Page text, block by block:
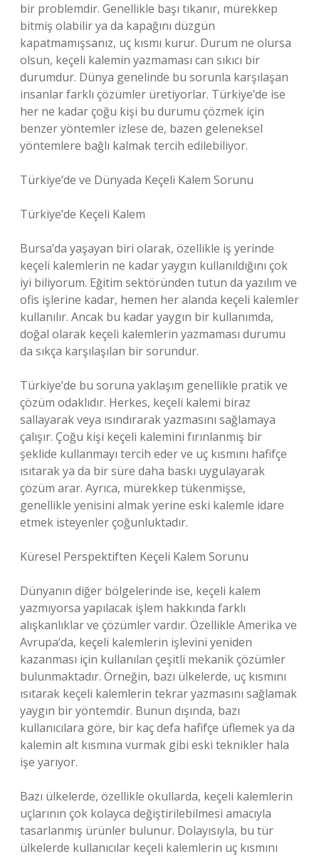
bir problemdir. Genellikle başı tıkanır, mürekkep
bitmiş olabilir ya da kapağını düzgün
kapatmamışsanız, uç kısmı kurur. Durum ne olursa
olsun, keçeli kalemin yazmaması can sıkıcı bir
durumdur. Dünya genelinde bu sorunla karşılaşan
insanlar farklı çözümler üretiyorlar. Türkiye’de ise
her ne kadar çoğu kişi bu durumu çözmek için
benzer yöntemler izlese de, bazen geleneksel
yöntemlere bağlı kalmak tercih edilebiliyor.
Türkiye’de ve Dünyada Keçeli Kalem Sorunu
Türkiye’de Keçeli Kalem
Bursa’da yaşayan biri olarak, özellikle iş yerinde
keçeli kalemlerin ne kadar yaygın kullanıldığını çok
iyi biliyorum. Eğitim sektöründen tutun da yazılım ve
ofis işlerine kadar, hemen her alanda keçeli kalemler
kullanılır. Ancak bu kadar yaygın bir kullanımda,
doğal olarak keçeli kalemlerin yazmaması durumu
da sıkça karşılaşılan bir sorundur.
Türkiye’de bu soruna yaklaşım genellikle pratik ve
çözüm odaklıdır. Herkes, keçeli kalemi biraz
sallayarak veya ısındırarak yazmasını sağlamaya
çalışır. Çoğu kişi keçeli kalemini fırınlanmış bir
şeklide kullanmayı tercih eder ve uç kısmını hafifçe
ısıtarak ya da bir süre daha baskı uygulayarak
çözüm arar. Ayrıca, mürekkep tükenmişse,
genellikle yenisini almak yerine eski kalemle idare
etmek isteyenler çoğunluktadır.
Küresel Perspektiften Keçeli Kalem Sorunu
Dünyanın diğer bölgelerinde ise, keçeli kalem
yazmıyorsa yapılacak işlem hakkında farklı
alışkanlıklar ve çözümler vardır. Özellikle Amerika ve
Avrupa’da, keçeli kalemlerin işlevini yeniden
kazanması için kullanılan çeşitli mekanik çözümler
bulunmaktadır. Örneğin, bazı ülkelerde, uç kısmını
ısıtarak keçeli kalemlerin tekrar yazmasını sağlamak
yaygın bir yöntemdir. Bunun dışında, bazı
kullanıcılara göre, bir kaç defa hafifçe üflemek ya da
kalemin alt kısmına vurmak gibi eski teknikler hala
işe yarıyor.
Bazı ülkelerde, özellikle okullarda, keçeli kalemlerin
uçlarının çok kolayca değiştirilebilmesi amacıyla
tasarlanmış ürünler bulunur. Dolayısıyla, bu tür
ülkelerde kullanıcılar keçeli kalemlerin uç kısmını